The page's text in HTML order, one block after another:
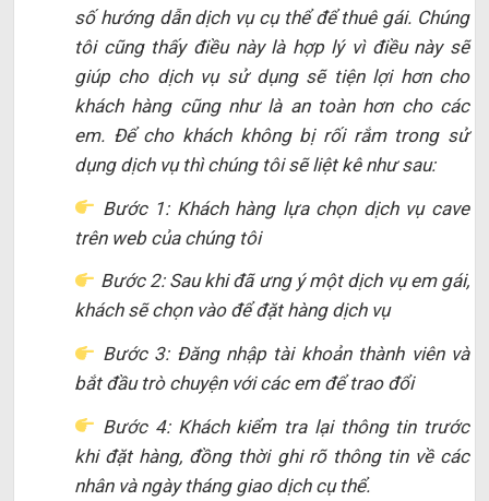
số hướng dẫn dịch vụ cụ thể để thuê gái. Chúng
tôi cũng thấy điều này là hợp lý vì điều này sẽ
giúp cho dịch vụ sử dụng sẽ tiện lợi hơn cho
khách hàng cũng như là an toàn hơn cho các
em. Để cho khách không bị rối rắm trong sử
dụng dịch vụ thì chúng tôi sẽ liệt kê như sau:
Bước 1: Khách hàng lựa chọn dịch vụ cave
trên web của chúng tôi
Bước 2: Sau khi đã ưng ý một dịch vụ em gái,
khách sẽ chọn vào để đặt hàng dịch vụ
Bước 3: Đăng nhập tài khoản thành viên và
bắt đầu trò chuyện với các em để trao đổi
Bước 4: Khách kiểm tra lại thông tin trước
khi đặt hàng, đồng thời ghi rõ thông tin về các
nhân và ngày tháng giao dịch cụ thể.